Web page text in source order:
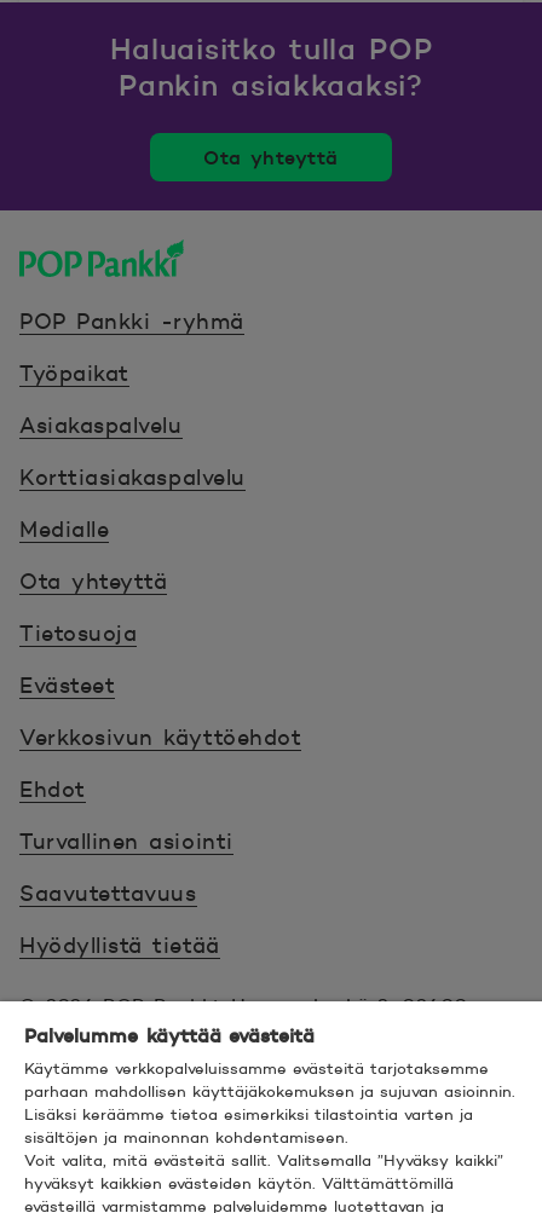
Haluaisitko tulla POP
Pankin asiakkaaksi?
Ota yhteyttä
POP Pankki -ryhmä
Työpaikat
Asiakaspalvelu
Korttiasiakaspalvelu
Medialle
Ota yhteyttä
Tietosuoja
Evästeet
Verkkosivun käyttöehdot
Ehdot
Turvallinen asiointi
Saavutettavuus
Hyödyllistä tietää
© 2026 POP Pankki,Hevosenkenkä 3, 02600
ESPOO
Seuraa meitä sosiaalisessa mediassa
Palvelumme käyttää evästeitä
Käytämme verkkopalveluissamme evästeitä tarjotaksemme
parhaan mahdollisen käyttäjäkokemuksen ja sujuvan asioinnin.
Lisäksi keräämme tietoa esimerkiksi tilastointia varten ja
sisältöjen ja mainonnan kohdentamiseen.
Voit valita, mitä evästeitä sallit. Valitsemalla ”Hyväksy kaikki”
hyväksyt kaikkien evästeiden käytön. Välttämättömillä
evästeillä varmistamme palveluidemme luotettavan ja